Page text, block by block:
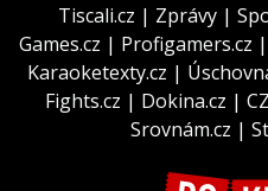
Tiscali.cz | Zprávy |
Games.cz | Profigamers.cz |
Karaoketexty.cz |
Fights.cz | Dokina.cz |
Srovnám.cz |